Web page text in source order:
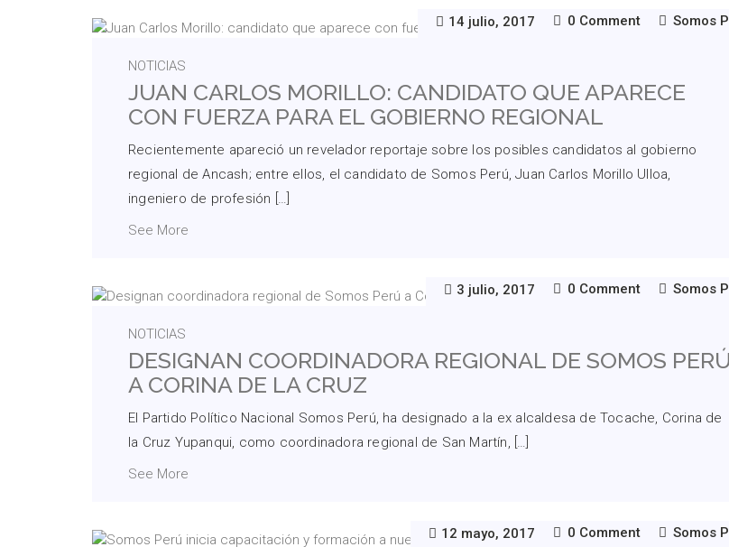
14 julio, 2017 0 Comment Somos
NOTICIAS
JUAN CARLOS MORILLO: CANDIDATO QUE APARECE
CON FUERZA PARA EL GOBIERNO REGIONAL
Recientemente apareció un revelador reportaje sobre los posibles candidatos al gobierno
regional de Ancash; entre ellos, el candidato de Somos Perú, Juan Carlos Morillo Ulloa,
ingeniero de profesión […]
See More
3 julio, 2017 0 Comment Somos
NOTICIAS
DESIGNAN COORDINADORA REGIONAL DE SOMOS PERÚ
A CORINA DE LA CRUZ
El Partido Político Nacional Somos Perú, ha designado a la ex alcaldesa de Tocache, Corina de
la Cruz Yupanqui, como coordinadora regional de San Martín, […]
See More
12 mayo, 2017 0 Comment Somos